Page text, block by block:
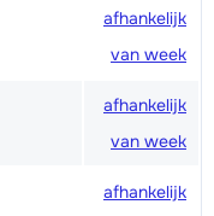
afhankelijk
van week
afhankelijk
van week
afhankelijk